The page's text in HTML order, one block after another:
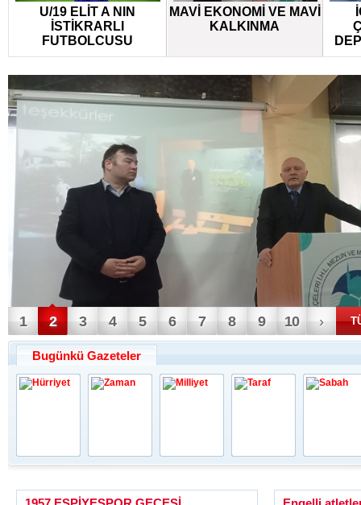
U/19 ELİT A NIN
İSTİKRARLI
FUTBOLCUSU
MAVİ EKONOMİ VE MAVİ
KALKINMA
›
1 2 3 4 5 6 7 8 9 10
Bugünkü Gazeteler